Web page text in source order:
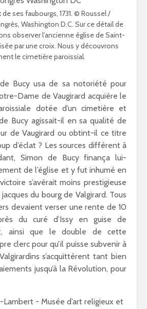
de ses faubourgs, 1731. © Roussel /
Washington D.C. Sur ce détail de
observer l’ancienne église de Saint-
par une croix. Nous y découvrons
le cimetière paroissial.
Bucy usa de sa notoriété pour
Dame de Vaugirard acquière le
dotée d’un cimetière et
Bucy agissait-il en sa qualité de
de Vaugirard ou obtint-il ce titre
d’éclat ? Les sources diffèrent à
Simon de Bucy finança lui-
de l’église et y fut inhumé en
s’avérait moins prestigieuse
du bourg de Valgirard. Tous
devaient verser une rente de 10
du curé d’Issy en guise de
ainsi que le double de cette
clerc pour qu’il puisse subvenir à
s’acquittèrent tant bien
jusqu’à la Révolution, pour